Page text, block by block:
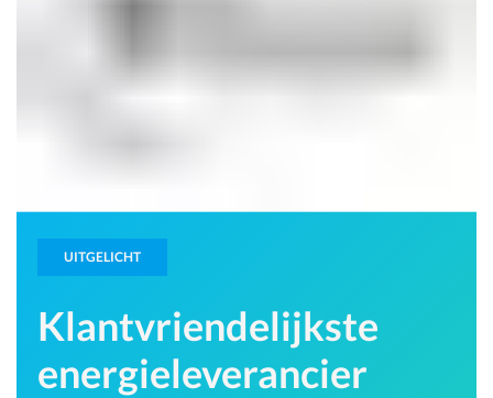
UITGELICHT
Klantvriendelijkste
energieleverancier